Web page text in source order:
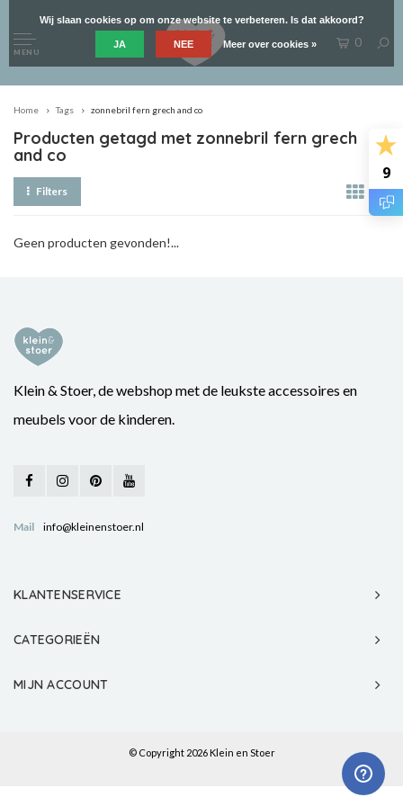
9
MENU
0
Home Tags zonnebril fern grech and co
Producten getagd met zonnebril fern grech
and co
Filters
Geen producten gevonden!...
Klein & Stoer, de webshop met de leukste accessoires en
meubels voor de kinderen.
Mail info@kleinenstoer.nl
KLANTENSERVICE
CATEGORIEËN
MIJN ACCOUNT
© Copyright 2026 Klein en Stoer
Wij slaan cookies op om onze website te verbeteren. Is dat akkoord?
JA NEE Meer over cookies »